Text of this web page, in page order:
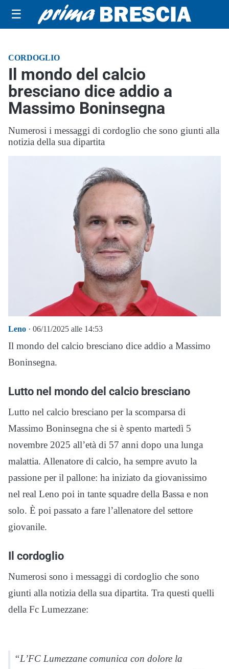
☰
CORDOGLIO
Il mondo del calcio
bresciano dice addio a
Massimo Boninsegna
Numerosi i messaggi di cordoglio che sono giunti alla
notizia della sua dipartita
Leno · 06/11/2025 alle 14:53
Il mondo del calcio bresciano dice addio a Massimo
Boninsegna.
Lutto nel mondo del calcio bresciano
Lutto nel calcio bresciano per la scomparsa di
Massimo Boninsegna che si è spento martedì 5
novembre 2025 all’età di 57 anni dopo una lunga
malattia. Allenatore di calcio, ha sempre avuto la
passione per il pallone: ha iniziato da giovanissimo
nel real Leno poi in tante squadre della Bassa e non
solo. È poi passato a fare l’allenatore del settore
giovanile.
Il cordoglio
Numerosi sono i messaggi di cordoglio che sono
giunti alla notizia della sua dipartita. Tra questi quelli
della Fc Lumezzane:
“L’FC Lumezzane comunica con dolore la